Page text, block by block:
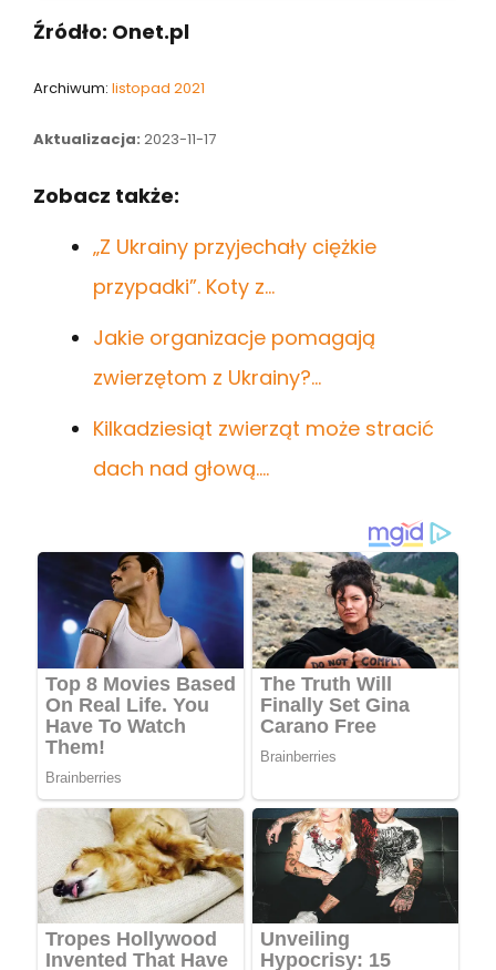
Źródło: Onet.pl
Archiwum: listopad 2021
Aktualizacja: 2023-11-17
Zobacz także:
„Z Ukrainy przyjechały ciężkie
przypadki”. Koty z…
Jakie organizacje pomagają
zwierzętom z Ukrainy?…
Kilkadziesiąt zwierząt może stracić
dach nad głową.…